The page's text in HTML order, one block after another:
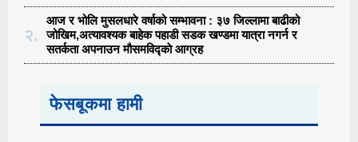
२.
आज र भोलि मुसलधारे वर्षाको सम्भावना : ३७ जिल्लामा बाढीको
जोखिम,अत्यावश्यक बाहेक पहाडी सडक खण्डमा यात्रा नगर्न र
सतर्कता अपनाउन मौसमविद्काे आग्रह
फेसबूकमा हामी